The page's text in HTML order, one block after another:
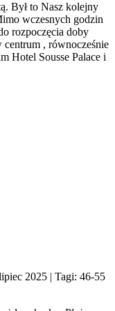
Był to Nasz kolejny
wczesnych godzin
rozpoczęcia doby
, równocześnie
Hotel Sousse Palace i
2025 | Tagi: 46-55